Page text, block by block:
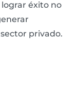
éxito no
privado.